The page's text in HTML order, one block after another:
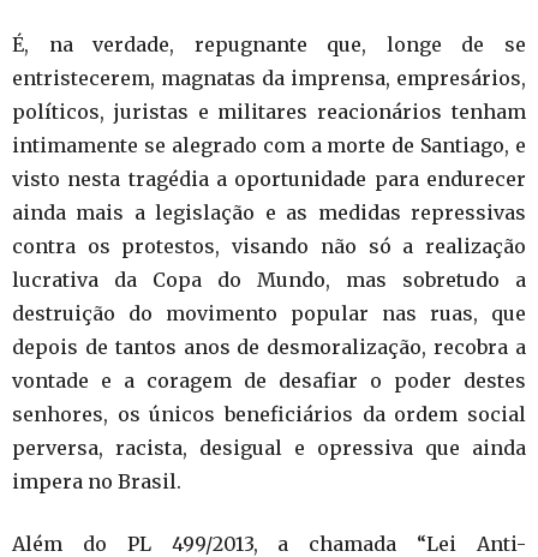
É, na verdade, repugnante que, longe de se
entristecerem, magnatas da imprensa, empresários,
políticos, juristas e militares reacionários tenham
intimamente se alegrado com a morte de Santiago, e
visto nesta tragédia a oportunidade para endurecer
ainda mais a legislação e as medidas repressivas
contra os protestos, visando não só a realização
lucrativa da Copa do Mundo, mas sobretudo a
destruição do movimento popular nas ruas, que
depois de tantos anos de desmoralização, recobra a
vontade e a coragem de desafiar o poder destes
senhores, os únicos beneficiários da ordem social
perversa, racista, desigual e opressiva que ainda
impera no Brasil.
Além do PL 499/2013, a chamada “Lei Anti-